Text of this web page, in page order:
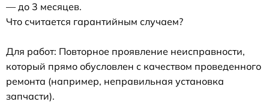
— до 3 месяцев.
Что считается гарантийным случаем?
Для работ: Повторное проявление неисправности,
который прямо обусловлен с качеством проведенного
ремонта (например, неправильная установка
запчасти).